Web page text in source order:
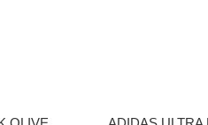
VÝBER MOŽNOSTÍ